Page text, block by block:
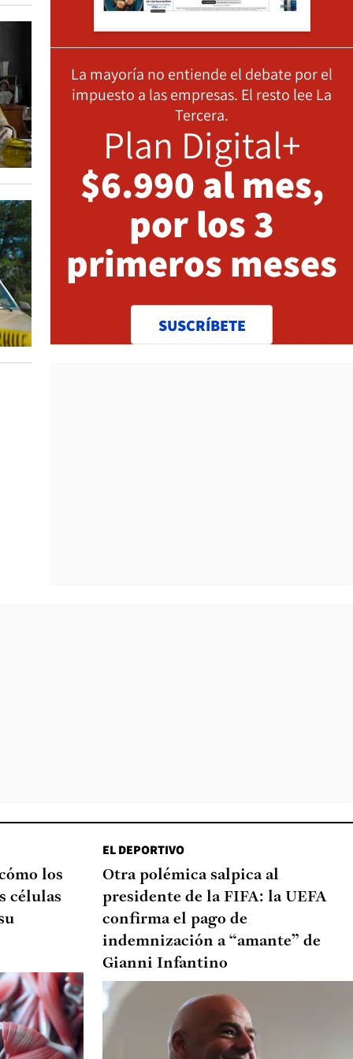
La mayoría no entiende el debate por el
impuesto a las empresas. El resto lee La
Tercera.
Plan Digital+
$6.990 al mes,
por los 3
primeros meses
SUSCRÍBETE
los
células
EL DEPORTIVO
Otra polémica salpica al
presidente de la FIFA: la UEFA
confirma el pago de
indemnización a “amante” de
Gianni Infantino